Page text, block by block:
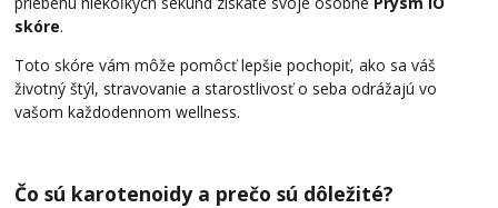
skóre.
Toto skóre vám môže pomôcť lepšie pochopiť, ako sa váš
životný štýl, stravovanie a starostlivosť o seba odrážajú vo
vašom každodennom wellness.
Čo sú karotenoidy a prečo sú dôležité?